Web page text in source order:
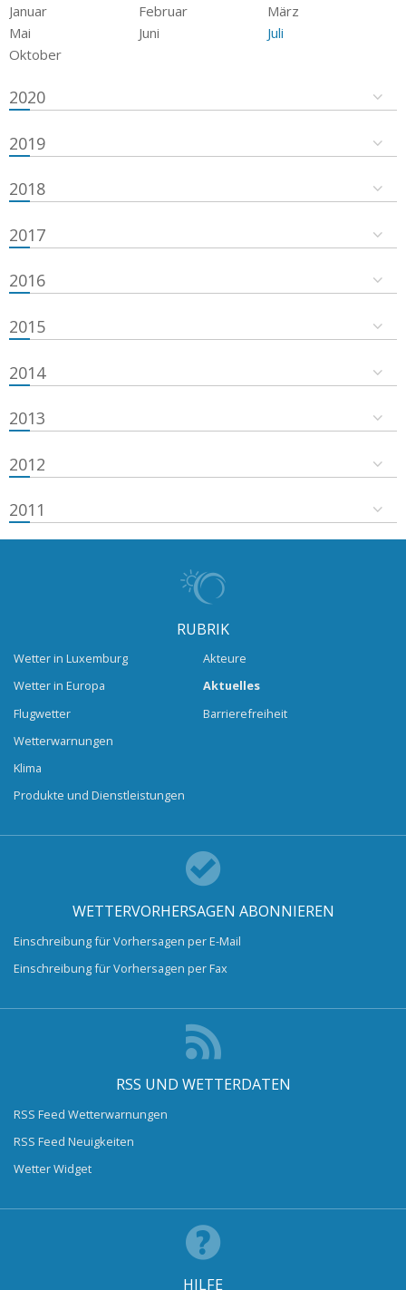
Januar Februar
März
Mai
Juni
Juli
Oktober
2020
2019
2018
2017
2016
2015
2014
2013
2012
2011
RUBRIK
Wetter in Luxemburg
Wetter in Europa
Flugwetter
Wetterwarnungen
Klima
Produkte und Dienstleistungen
Akteure
Aktuelles
Barrierefreiheit
WETTERVORHERSAGEN ABONNIEREN
Einschreibung für Vorhersagen per E-Mail
Einschreibung für Vorhersagen per Fax
RSS UND WETTERDATEN
RSS Feed Wetterwarnungen
RSS Feed Neuigkeiten
Wetter Widget
HILFE